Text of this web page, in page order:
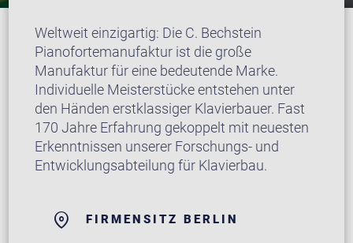
Weltweit einzigartig: Die C. Bechstein
Pianofortemanufaktur ist die große
Manufaktur für eine bedeutende Marke.
Individuelle Meisterstücke entstehen unter
den Händen erstklassiger Klavierbauer. Fast
170 Jahre Erfahrung gekoppelt mit neuesten
Erkenntnissen unserer Forschungs- und
Entwicklungsabteilung für Klavierbau.
FIRMENSITZ BERLIN